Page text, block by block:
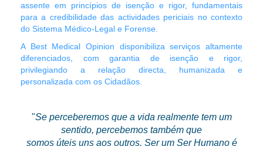
assente em princípios de isenção e rigor, fundamentais
para a credibilidade das actividades periciais no contexto
do Sistema Médico-Legal e Forense.
A Best Medical Opinion disponibiliza serviços altamente
diferenciados, com garantia de isenção e rigor,
privilegiando a relação directa, humanizada e
personalizada com os Cidadãos.
"Se perceberemos que a vida realmente tem um
sentido, percebemos também que
somos úteis uns aos outros. Ser um Ser Humano é